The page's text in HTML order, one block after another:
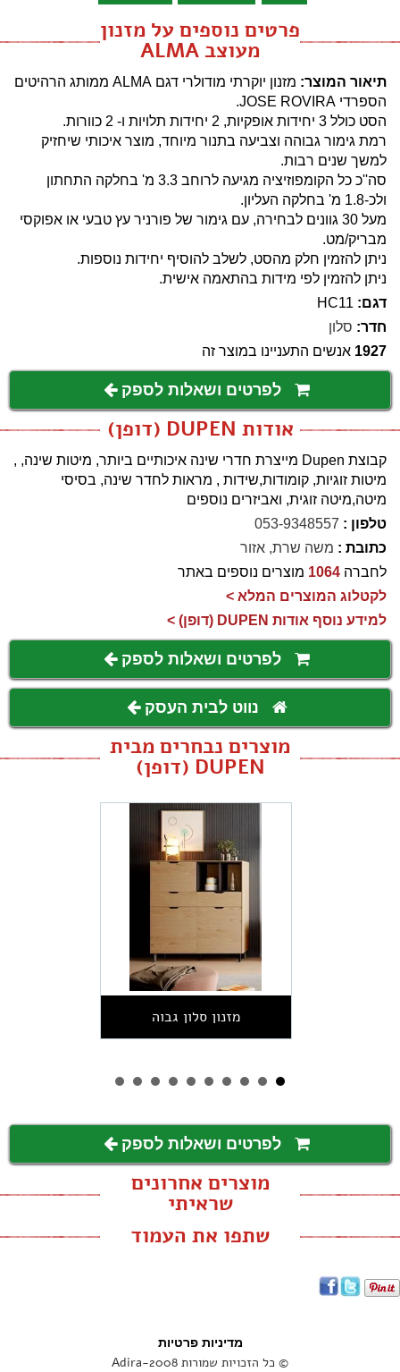
פרטים נוספים על מזנון
מעוצב ALMA
תיאור המוצר:
מזנון יוקרתי מודולרי דגם ALMA ממותג הרהיטים
הספרדי JOSE ROVIRA.
הסט כולל 3 יחידות אופקיות, 2 יחידות תלויות ו- 2 כוורות.
רמת גימור גבוהה וצביעה בתנור מיוחד, מוצר איכותי שיחזיק
למשך שנים רבות.
סה''כ כל הקומפוזיציה מגיעה לרוחב 3.3 מ' בחלקה התחתון
ולכ-1.8 מ' בחלקה העליון.
מעל 30 גוונים לבחירה, עם גימור של פורניר עץ טבעי או אפוקסי
מבריק/מט.
ניתן להזמין חלק מהסט, לשלב להוסיף יחידות נוספות.
ניתן להזמין לפי מידות בהתאמה אישית.
דגם: HC11
חדר: סלון
1927 אנשים התעניינו במוצר זה
לפרטים ושאלות לספק
אודות DUPEN (דופן)
קבוצת Dupen מייצרת חדרי שינה איכותיים ביותר, מיטות שינה, ,
מיטות זוגיות, קומודות,שידות , מראות לחדר שינה, בסיסי
מיטה,מיטה זוגית, ואביזרים נוספים
טלפון : 053-9348557
כתובת : משה שרת, אזור
לחברה 1064 מוצרים נוספים באתר
לקטלוג המוצרים המלא >
למידע נוסף אודות DUPEN (דופן) >
לפרטים ושאלות לספק
נווט לבית העסק
מוצרים נבחרים מבית
DUPEN (דופן)
מזנון סלון גבוה
לפרטים ושאלות לספק
מוצרים אחרונים
שראיתי
שתפו את העמוד
מדיניות פרטיות
© כל הזכויות שמורות Adira-2008